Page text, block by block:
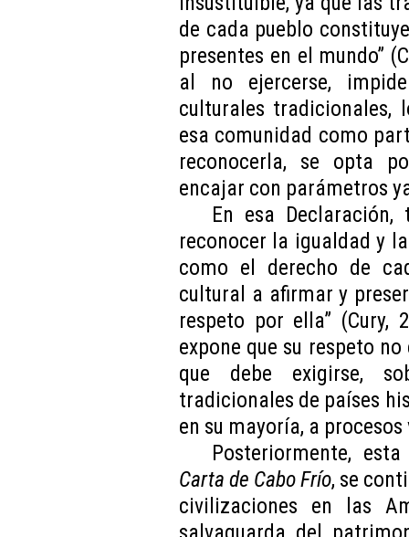
de cada pueblo
presentes en el mundo”
al no ejercerse,
culturales tradicionales,
esa comunidad como
reconocerla, se opta
encajar con parámetros
En esa
reconocer la igualdad y
como el derecho de
cultural a afirmar y
respeto por ella” (Cury,
expone que su respeto
que debe exigirse,
tradicionales de países
en su mayoría, a
Posteriormente,
Carta de Cabo Frío, se
civilizaciones en las